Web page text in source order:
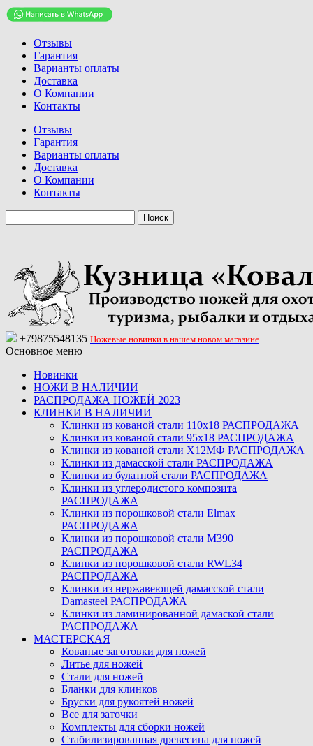
Отзывы
Гарантия
Варианты оплаты
Доставка
О Компании
Контакты
Отзывы
Гарантия
Варианты оплаты
Доставка
О Компании
Контакты
+79875548135 Ножевые новинки в нашем новом магазине
Основное меню
Новинки
НОЖИ В НАЛИЧИИ
РАСПРОДАЖА НОЖЕЙ 2023
КЛИНКИ В НАЛИЧИИ
Клинки из кованой стали 110х18 РАСПРОДАЖА
Клинки из кованой стали 95х18 РАСПРОДАЖА
Клинки из кованой стали Х12МФ РАСПРОДАЖА
Клинки из дамасской стали РАСПРОДАЖА
Клинки из булатной стали РАСПРОДАЖА
Клинки из углеродистого композита
РАСПРОДАЖА
Клинки из порошковой стали Elmax
РАСПРОДАЖА
Клинки из порошковой стали M390
РАСПРОДАЖА
Клинки из порошковой стали RWL34
РАСПРОДАЖА
Клинки из нержавеющей дамасской стали
Damasteel РАСПРОДАЖА
Клинки из ламинированной дамаской стали
РАСПРОДАЖА
МАСТЕРСКАЯ
Кованые заготовки для ножей
Литье для ножей
Стали для ножей
Бланки для клинков
Бруски для рукоятей ножей
Все для заточки
Комплекты для сборки ножей
Стабилизированная древесина для ножей